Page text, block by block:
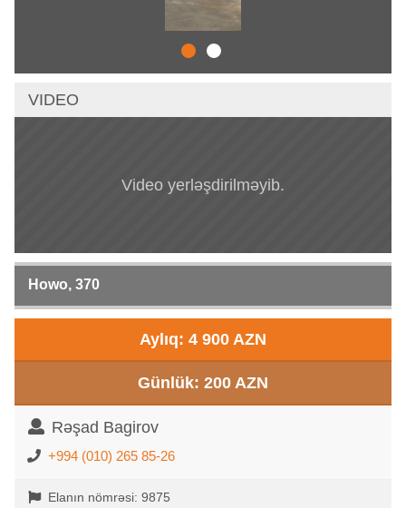
VIDEO
Video yerləşdirilməyib.
Howo, 370
Aylıq: 4 900 AZN
Günlük: 200 AZN
Rəşad Bagirov
+994 (010) 265 85-26
Elanın nömrəsi: 9875